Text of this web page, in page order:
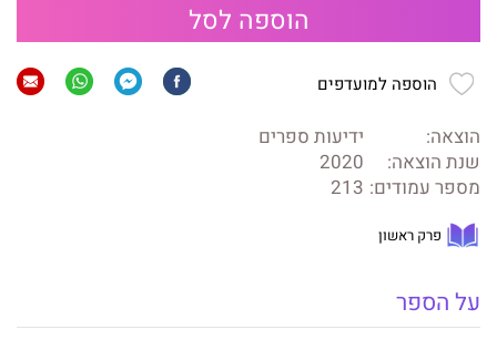
הוספה לסל
הוספה למועדפים
הוצאה:
ידיעות ספרים
שנת הוצאה:
2020
מספר עמודים: 213
פרק ראשון
על הספר